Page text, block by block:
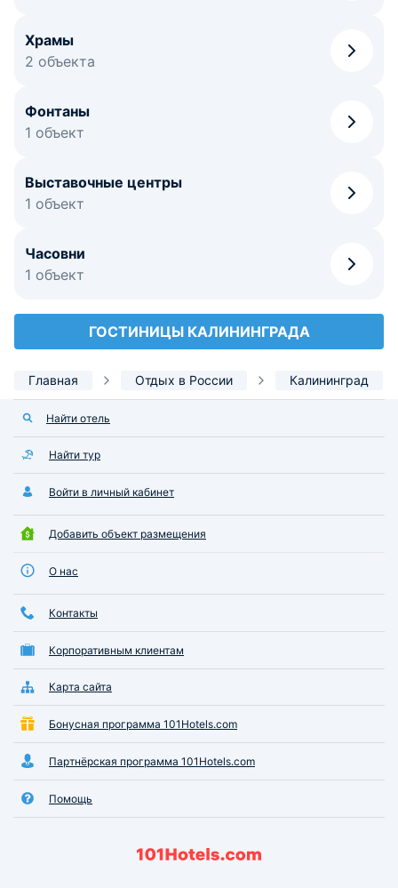
Храмы
2 объекта
Фонтаны
1 объект
Выставочные центры
1 объект
Часовни
1 объект
ГОСТИНИЦЫ КАЛИНИНГРАДА
Главная Отдых в России Калининград
Найти отель
Найти тур
Войти в личный кабинет
Добавить объект размещения
О нас
Контакты
Корпоративным клиентам
Карта сайта
Бонусная программа 101Hotels.com
Партнёрская программа 101Hotels.com
Помощь